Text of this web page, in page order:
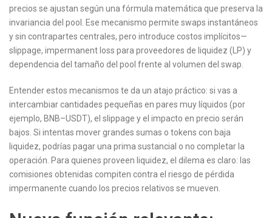
precios se ajustan según una fórmula matemática que preserva la
invariancia del pool. Ese mecanismo permite swaps instantáneos
y sin contrapartes centrales, pero introduce costos implícitos—
slippage, impermanent loss para proveedores de liquidez (LP) y
dependencia del tamaño del pool frente al volumen del swap.
Entender estos mecanismos te da un atajo práctico: si vas a
intercambiar cantidades pequeñas en pares muy líquidos (por
ejemplo, BNB–USDT), el slippage y el impacto en precio serán
bajos. Si intentas mover grandes sumas o tokens con baja
liquidez, podrías pagar una prima sustancial o no completar la
operación. Para quienes proveen liquidez, el dilema es claro: las
comisiones obtenidas compiten contra el riesgo de pérdida
impermanente cuando los precios relativos se mueven.